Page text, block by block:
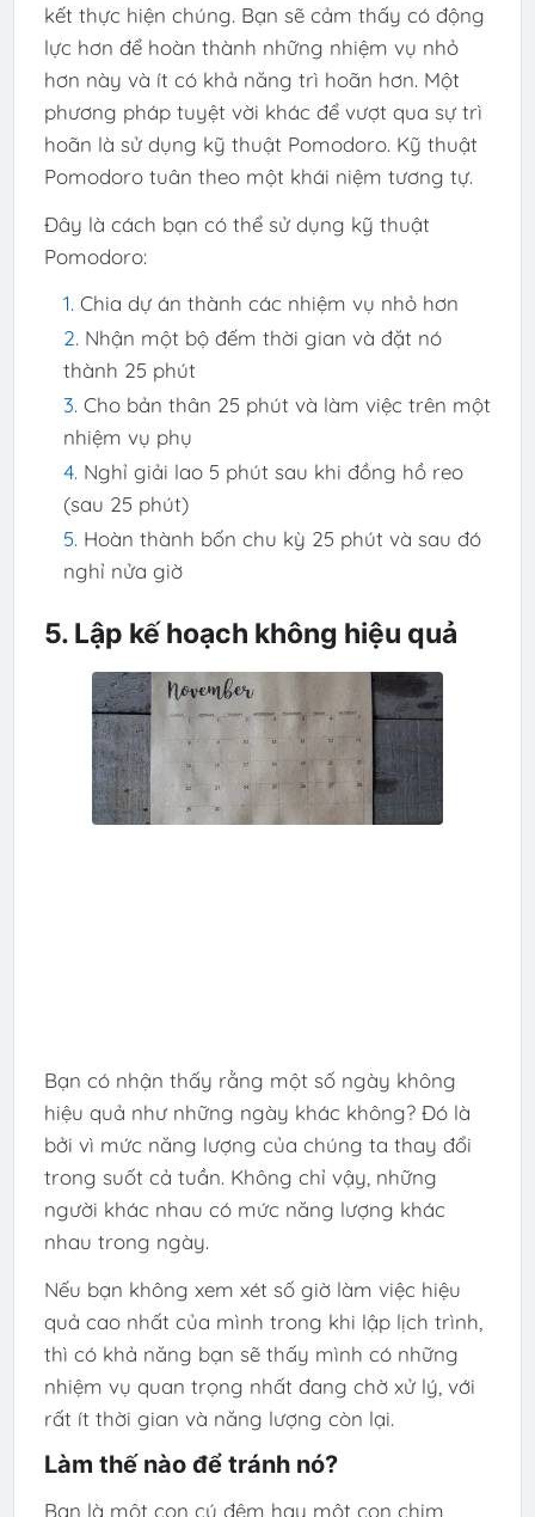
kết thực hiện chúng. Bạn sẽ cảm thấy có động
lực hơn để hoàn thành những nhiệm vụ nhỏ
hơn này và ít có khả năng trì hoãn hơn. Một
phương pháp tuyệt vời khác để vượt qua sự trì
hoãn là sử dụng kỹ thuật Pomodoro. Kỹ thuật
Pomodoro tuân theo một khái niệm tương tự.
Đây là cách bạn có thể sử dụng kỹ thuật
Pomodoro:
Chia dự án thành các nhiệm vụ nhỏ hơn
Nhận một bộ đếm thời gian và đặt nó
thành 25 phút
Cho bản thân 25 phút và làm việc trên một
nhiệm vụ phụ
Nghỉ giải lao 5 phút sau khi đồng hồ reo
(sau 25 phút)
Hoàn thành bốn chu kỳ 25 phút và sau đó
nghỉ nửa giờ
5. Lập kế hoạch không hiệu quả
Bạn có nhận thấy rằng một số ngày không
hiệu quả như những ngày khác không? Đó là
bởi vì mức năng lượng của chúng ta thay đổi
trong suốt cả tuần. Không chỉ vậy, những
người khác nhau có mức năng lượng khác
nhau trong ngày.
Nếu bạn không xem xét số giờ làm việc hiệu
quả cao nhất của mình trong khi lập lịch trình,
thì có khả năng bạn sẽ thấy mình có những
nhiệm vụ quan trọng nhất đang chờ xử lý, với
rất ít thời gian và năng lượng còn lại.
Làm thế nào để tránh nó?
Bạn là một con cú đêm hay một con chim